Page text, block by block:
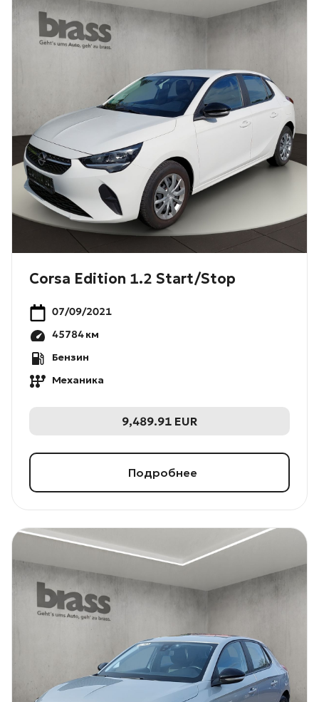
Corsa Edition 1.2 Start/Stop
07/09/2021
45784км
Бензин
Механика
9,489.91 EUR
Подробнее